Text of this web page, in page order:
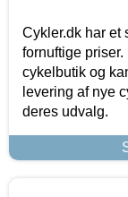
Cykler.dk har et
fornuftige
cykelbutik og
levering af nye
deres udvalg.